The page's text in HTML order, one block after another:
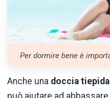
Per dormire bene è
Anche una doccia
può aiutare ad